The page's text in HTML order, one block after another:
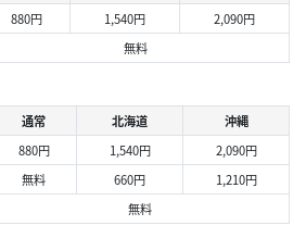
880円 1,540円
2,090円
無料
通常 北海道
沖縄
880円 1,540円
2,090円
無料 660円
1,210円
無料